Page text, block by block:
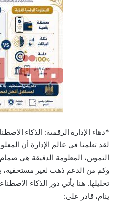
*دهاء الإدارة الرقمية: الذكاء
لقد تعلمنا في عالم الإدارة أن
التموين، المعلومة الدقيقة هي
وكم من الدعم ذهب لغير مستحقيه،
تحليلها. هنا يأتي دور الذكاء
ينام، قادر على: